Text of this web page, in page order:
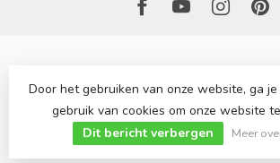
© Copyright 2026 Sfeervollekeuken.nl-
Lightspeed designby
Door het gebruiken van onze website, ga
gebruik van cookies om onze website
Dit bericht verbergen
Meer